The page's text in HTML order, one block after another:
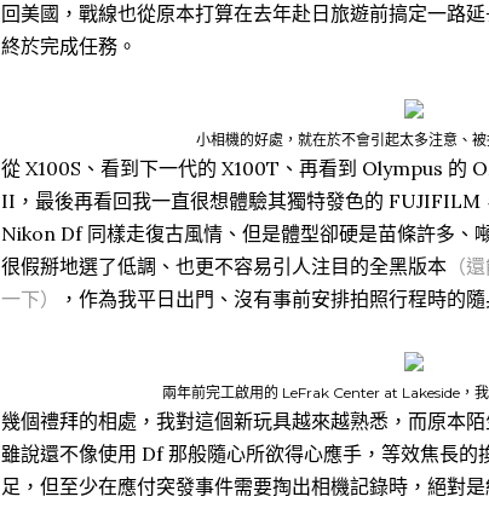
回美國，戰線也從原本打算在去年赴日旅遊前搞定一路
終於完成任務。
小相機的好處，就在於不會引起太多注意、
從 X100S、看到下一代的 X100T、再看到 Olympus
II，最後再看回我一直很想體驗其獨特發色的 FUJIFILM
Nikon Df 同樣走復古風情、但是體型卻硬是苗條許多、
很假掰地選了低調、也更不容易引人注目的全黑版本 （
一下）
，作為我平日出門、沒有事前安排拍照行程時的隨
兩年前完工啟用的 LeFrak Center at Lakeside，
幾個禮拜的相處，我對這個新玩具越來越熟悉，而原本
雖說還不像使用 Df 那般隨心所欲得心應手，等效焦長
足，但至少在應付突發事件需要掏出相機記錄時，絕對是